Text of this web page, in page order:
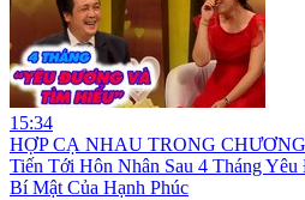
15:34
HỢP CẠ NHAU TRONG
Tiến Tới Hôn Nhân Sau 4 Tháng
Bí Mật Của Hạnh Phúc